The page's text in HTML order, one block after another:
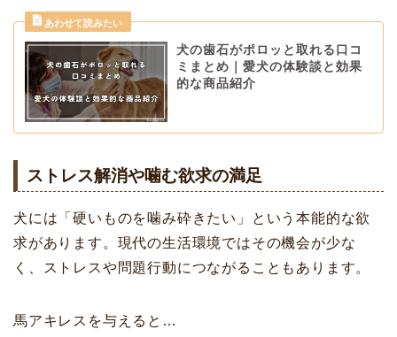
犬の歯石がポロッと取れる口コ
ミまとめ｜愛犬の体験談と効果
的な商品紹介
ストレス解消や噛む欲求の満足
犬には「硬いものを噛み砕きたい」という本能的な欲
求があります。現代の生活環境ではその機会が少な
く、ストレスや問題行動につながることもあります。
馬アキレスを与えると…